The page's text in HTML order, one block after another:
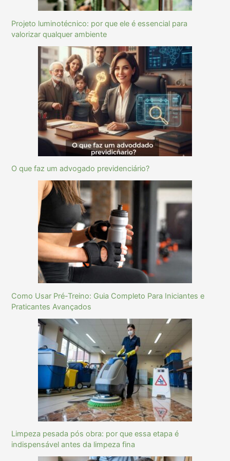
Projeto luminotécnico: por que ele é essencial para
valorizar qualquer ambiente
O que faz um advogado previdenciário?
Como Usar Pré-Treino: Guia Completo Para Iniciantes e
Praticantes Avançados
Limpeza pesada pós obra: por que essa etapa é
indispensável antes da limpeza fina